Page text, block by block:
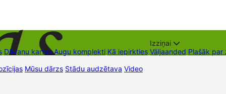
Dāvanu kartes Augu komplekti Kā iepirkties
Izziņai
Väljaanded Plašāk par
Mūsu dārzs Stādu audzētava Video